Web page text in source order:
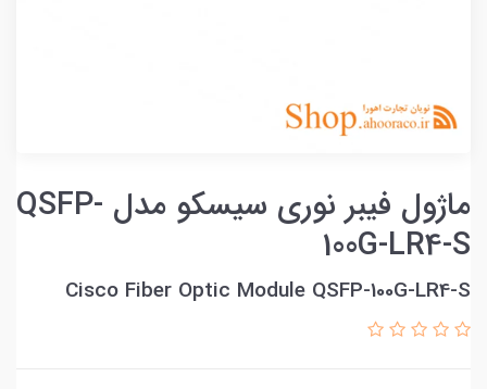
ماژول فیبر نوری سیسکو مدل QSFP-
100G-LR4-S
Cisco Fiber Optic Module QSFP-100G-LR4-S